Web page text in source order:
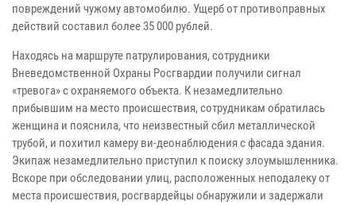
повреждений чужому автомобилю. Ущерб от противоправных
действий составил более 35 000 рублей.
Находясь на маршруте патрулирования, сотрудники
Вневедомственной Охраны Росгвардии получили сигнал
«тревога» с охраняемого объекта. К незамедлительно
прибывшим на место происшествия, сотрудникам обратилась
женщина и пояснила, что неизвестный сбил металлической
трубой, и похитил камеру ви-деонаблюдения с фасада здания.
Экипаж незамедлительно приступил к поиску злоумышленника.
Вскоре при обследовании улиц, расположенных неподалеку от
места происшествия, росгвардейцы обнаружили и задержали